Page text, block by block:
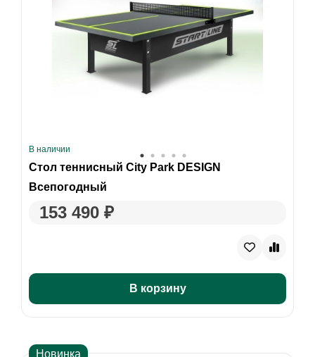
В наличии
Стол теннисный City Park DESIGN
Всепогодный
153 490 ₽
В корзину
Новинка